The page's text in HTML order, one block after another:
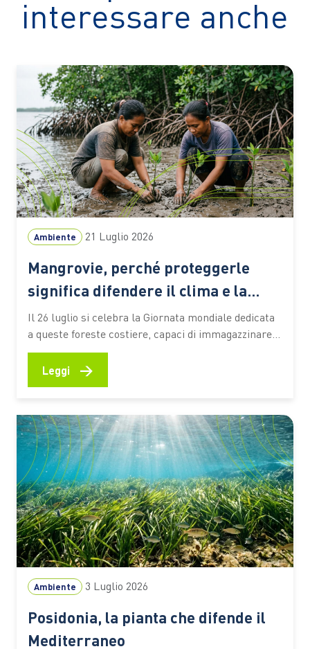
interessare anche
Ambiente 21 Luglio 2026
Mangrovie, perché proteggerle
significa difendere il clima e la
biodiversità
Il 26 luglio si celebra la Giornata mondiale dedicata
a queste foreste costiere, capaci di immagazzinare
CO2, attenuare gli effetti degli eventi estremi e
sostenere la vita e le economie di milioni di persone
territori…
Leggi →
Ambiente 3 Luglio 2026
Posidonia, la pianta che difende il
Mediterraneo